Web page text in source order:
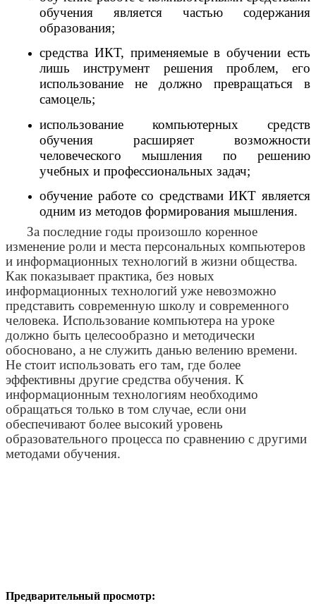
обучения является частью содержания
образования;
средства ИКТ, применяемые в обучении есть
лишь инструмент решения проблем, его
использование не должно превращаться в
самоцель;
использование компьютерных средств
обучения расширяет возможности
человеческого мышления по решению
учебных и профессиональных задач;
обучение работе со средствами ИКТ является
одним из методов формирования мышления.
За последние годы произошло коренное
изменение роли и места персональных компьютеров
и информационных технологий в жизни общества.
Как показывает практика, без новых
информационных технологий уже невозможно
представить современную школу и современного
человека. Использование компьютера на уроке
должно быть целесообразно и методически
обосновано, а не служить данью велению времени.
Не стоит использовать его там, где более
эффективны другие средства обучения. К
информационным технологиям необходимо
обращаться только в том случае, если они
обеспечивают более высокий уровень
образовательного процесса по сравнению с другими
методами обучения.
Предварительный просмотр: